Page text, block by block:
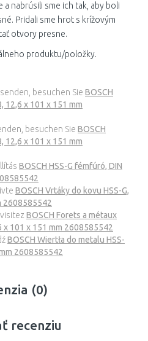
nabrúsili sme ich tak, aby boli
Pridali sme hrot s krížovým
otvory presne.
produktu/položky.
besuchen Sie BOSCH
12,6 x 101 x 151 mm
besuchen Sie BOSCH
12,6 x 101 x 151 mm
BOSCH HSS-G fémfúró, DIN
BOSCH Vrtáky do kovu HSS-G,
2608585542
BOSCH Forets a métaux
x 101 x 151 mm 2608585542
BOSCH Wiertła do metalu HSS-
2608585542
(0)
recenziu